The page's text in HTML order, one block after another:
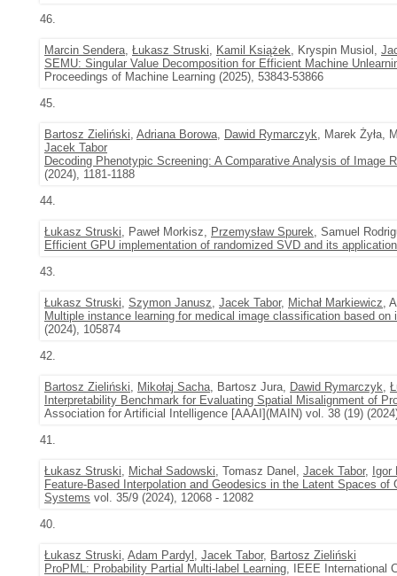
46.
Marcin Sendera, Łukasz Struski, Kamil Książek, Kryspin Musiol,
SEMU: Singular Value Decomposition for Efficient Machine
Proceedings of Machine Learning (2025), 53843-53866
45.
Bartosz Zieliński, Adriana Borowa, Dawid Rymarczyk, Marek Żyła,
Jacek Tabor
Decoding Phenotypic Screening: A Comparative Analysis of Image
(2024), 1181-1188
44.
Łukasz Struski, Paweł Morkisz, Przemysław Spurek, Samuel
Efficient GPU implementation of randomized SVD and its
43.
Łukasz Struski, Szymon Janusz, Jacek Tabor, Michał Markiewicz,
Multiple instance learning for medical image classification based on
(2024), 105874
42.
Bartosz Zieliński, Mikołaj Sacha, Bartosz Jura, Dawid Rymarczyk,
Interpretability Benchmark for Evaluating Spatial Misalignment of
Association for Artificial Intelligence [AAAI](MAIN) vol. 38 (19)
41.
Łukasz Struski, Michał Sadowski, Tomasz Danel, Jacek Tabor, Igor
Feature-Based Interpolation and Geodesics in the Latent Spaces of
Systems vol. 35/9 (2024), 12068 - 12082
40.
Łukasz Struski, Adam Pardyl , Jacek Tabor, Bartosz Zieliński
ProPML: Probability Partial Multi-label Learning, IEEE International